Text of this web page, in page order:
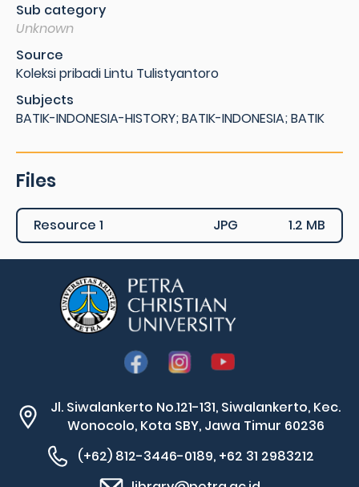
Sub category
Unknown
Source
Koleksi pribadi Lintu Tulistyantoro
Subjects
BATIK-INDONESIA-HISTORY; BATIK-INDONESIA; BATIK
Files
Resource 1 JPG 1.2 MB
Jl. Siwalankerto No.121-131, Siwalankerto, Kec.
Wonocolo, Kota SBY, Jawa Timur 60236
(+62) 812-3446-0189, +62 31 2983212